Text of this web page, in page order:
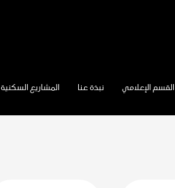
المشاريع السكنية نبذة عنا القسم الإعلامي